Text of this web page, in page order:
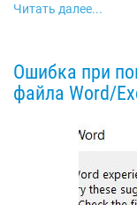
Читать далее...
Ошибка при
файла Word/